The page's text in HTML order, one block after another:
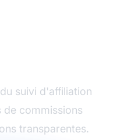
suivi d'affiliation
de commissions
transparentes.